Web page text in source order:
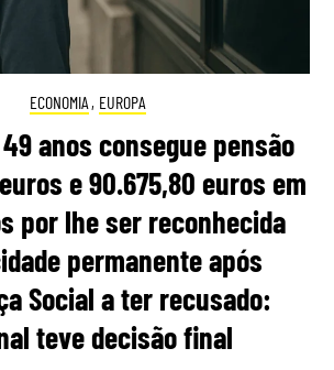
ECONOMIA , EUROPA
anos consegue pensão
e 90.675,80 euros em
por lhe ser reconhecida
permanente após
Social a ter recusado:
teve decisão final